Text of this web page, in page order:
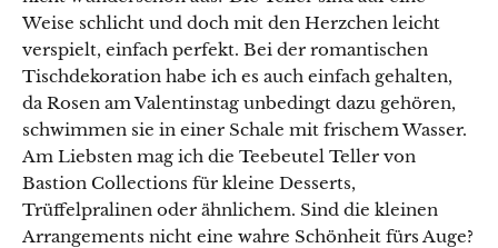
Weise schlicht und doch mit den Herzchen leicht
verspielt, einfach perfekt. Bei der romantischen
Tischdekoration habe ich es auch einfach gehalten,
da Rosen am Valentinstag unbedingt dazu gehören,
schwimmen sie in einer Schale mit frischem Wasser.
Am Liebsten mag ich die Teebeutel Teller von
Bastion Collections für kleine Desserts,
Trüffelpralinen oder ähnlichem. Sind die kleinen
Arrangements nicht eine wahre Schönheit fürs Auge?